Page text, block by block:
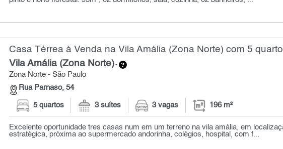
Casa Térrea à Venda na Vila Amália (Zona Norte) com 5
Vila Amália (Zona Norte)-
Zona Norte - São Paulo
Rua Parnaso, 54
5 quartos 3 suítes 3 vagas 196 m²
Excelente oportunidade tres casas num em um terreno na vila amália, em
estratégica, próxima ao supermercado andorinha, colégios, hospital, com f...